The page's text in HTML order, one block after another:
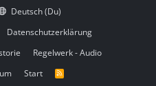
Deutsch (Du)
Datenschutzerklärung
Regelwerk - Audio
Start
R
S